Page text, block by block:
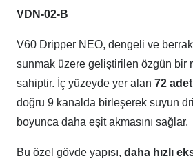
VDN-02-B
V60 Dripper NEO, dengeli ve
sunmak üzere geliştirilen özgün bir
sahiptir. İç yüzeyde yer alan 72
doğru 9 kanalda birleşerek suyun
boyunca daha eşit akmasını sağlar.
Bu özel gövde yapısı, daha hızlı